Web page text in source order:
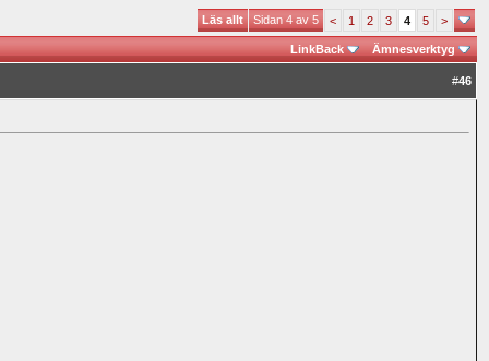
Läs allt Sidan 4 av 5 < 1 2 3 4 5 >
LinkBack Ämnesverktyg
#46